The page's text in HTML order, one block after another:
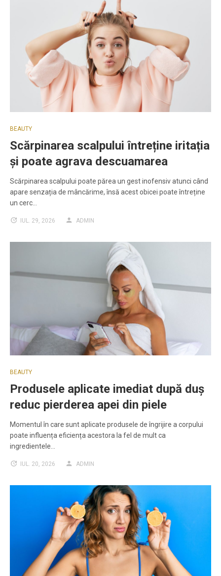
BEAUTY
Scărpinarea scalpului întreține iritația
și poate agrava descuamarea
Scărpinarea scalpului poate părea un gest inofensiv atunci când
apare senzația de mâncărime, însă acest obicei poate întreține
un cerc…
IUL. 29, 2026 ADMIN
BEAUTY
Produsele aplicate imediat după duș
reduc pierderea apei din piele
Momentul în care sunt aplicate produsele de îngrijire a corpului
poate influența eficiența acestora la fel de mult ca
ingredientele…
IUL. 20, 2026 ADMIN